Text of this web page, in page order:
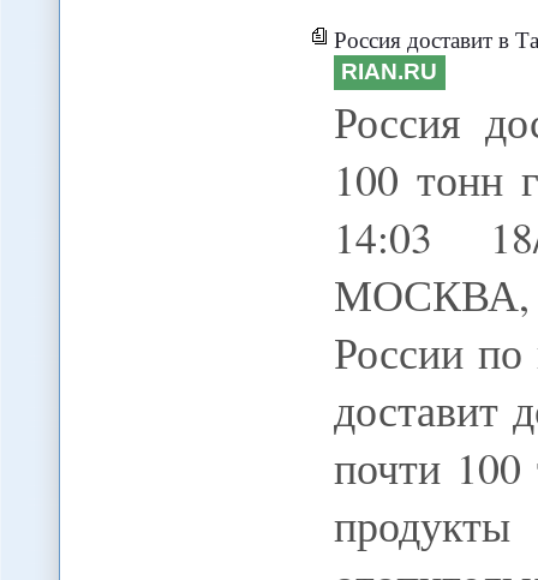
Россия доставит в
RIAN.RU
Россия
100 тонн
14:03
МОСКВА,
России
доставит
почти